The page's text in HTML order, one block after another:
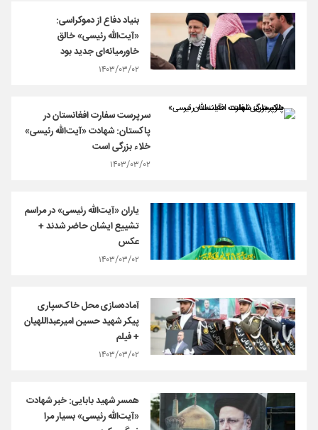
بنیاد دفاع از دموکراسی:
«آیت‌الله رئیسی» خالق
خاورمیانه‌ای جدید بود
۱۴۰۳/۰۳/۰۲
سرپرست سفارت افغانستان در
پاکستان: شهادت «آیت‌الله رئیسی»
خلاء بزرگی است
۱۴۰۳/۰۳/۰۲
یاران «آیت‌الله رئیسی» در مراسم
تشییع ایشان حاضر شدند +
عکس
۱۴۰۳/۰۳/۰۲
آماده‌سازی‌ محل خاک‌سپاری
پیکر شهید حسین امیرعبداللهیان
+ فیلم
۱۴۰۳/۰۳/۰۲
همسر شهید بابایی: خبر شهادت
«آیت‌الله رئیسی» بسیار مرا